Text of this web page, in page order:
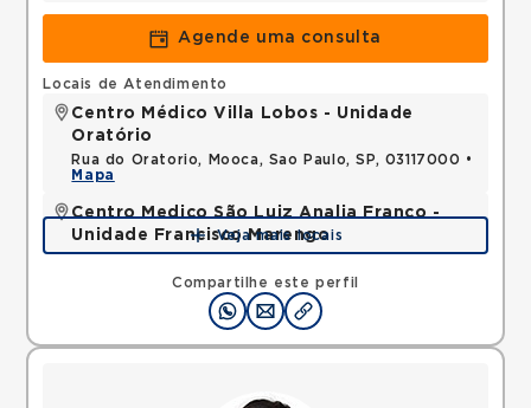
Agende uma consulta
Compartilhe este perfil
Locais de Atendimento
Centro Médico Villa Lobos - Unidade
Oratório
Rua do Oratorio, Mooca, Sao Paulo, SP, 03117000 •
Mapa
Centro Medico São Luiz Analia Franco -
Unidade Francisco Marengo
Rua Francisco Marengo, Tatuape, Sao Paulo, SP,
Mapa
Veja mais locais